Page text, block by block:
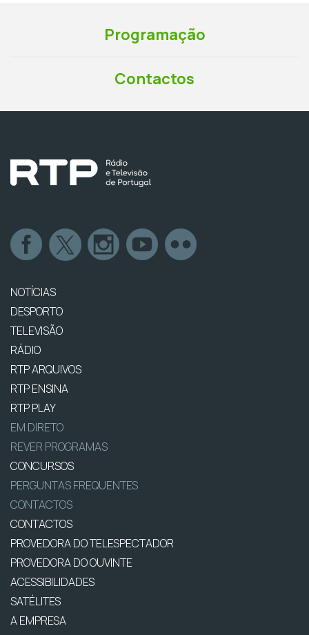
Programação
Contactos
NOTÍCIAS
DESPORTO
TELEVISÃO
RÁDIO
RTP ARQUIVOS
RTP ENSINA
RTP PLAY
EM DIRETO
REVER PROGRAMAS
CONCURSOS
PERGUNTAS FREQUENTES
CONTACTOS
CONTACTOS
PROVEDORA DO TELESPECTADOR
PROVEDORA DO OUVINTE
ACESSIBILIDADES
SATÉLITES
A EMPRESA